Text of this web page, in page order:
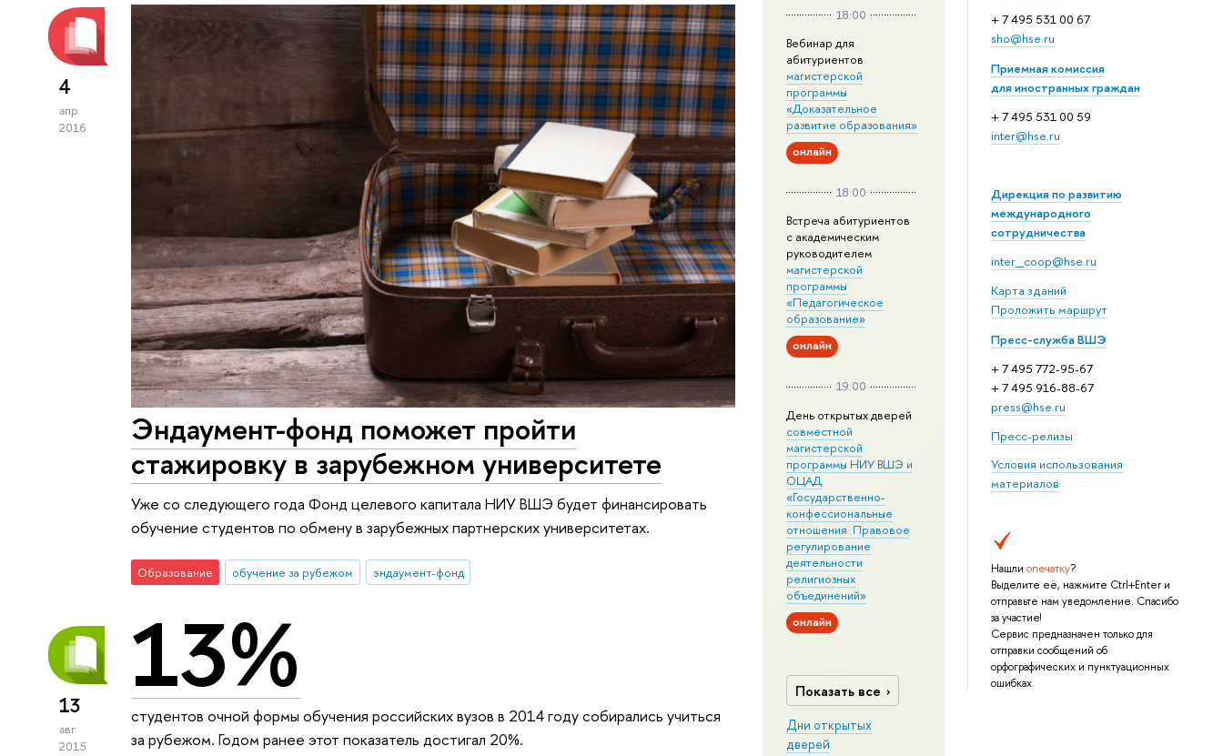
+ 7 495 531 00 67
sho@hse.ru
Приемная комиссия
для иностранных граждан
+ 7 495 531 00 59
inter@hse.ru
Дирекция по развитию
международного
сотрудничества
inter_coop@hse.ru
Карта зданий
Проложить маршрут
Пресс-служба ВШЭ
+ 7 495 772-95-67
+ 7 495 916-88-67
press@hse.ru
Пресс-релизы
Условия использования
материалов
Нашли опечатку?
Выделите её, нажмите Ctrl+Enter и
отправьте нам уведомление. Спасибо
за участие!
Сервис предназначен только для
отправки сообщений об
орфографических и пунктуационных
ошибках.
18:00
Вебинар для
абитуриентов
магистерской
программы
«Доказательное
развитие образования»
онлайн
18:00
Встреча абитуриентов
с академическим
руководителем
магистерской
программы
«Педагогическое
образование»
онлайн
19:00
День открытых дверей
совместной
магистерской
программы НИУ ВШЭ и
ОЦАД
«Государственно-
конфессиональные
отношения. Правовое
регулирование
деятельности
религиозных
объединений»
онлайн
Показать все
Дни открытых
дверей
4
апр
2016
Эндаумент-фонд поможет пройти
стажировку в зарубежном университете
Уже со следующего года Фонд целевого капитала НИУ ВШЭ будет финансировать
обучение студентов по обмену в зарубежных партнерских университетах.
Образование обучение за рубежом эндаумент-фонд
13
авг
2015
13%
студентов очной формы обучения российских вузов в 2014 году собирались учиться
за рубежом. Годом ранее этот показатель достигал 20%.